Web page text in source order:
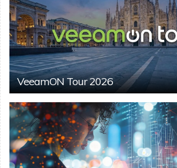
VeeamON Tour 2026